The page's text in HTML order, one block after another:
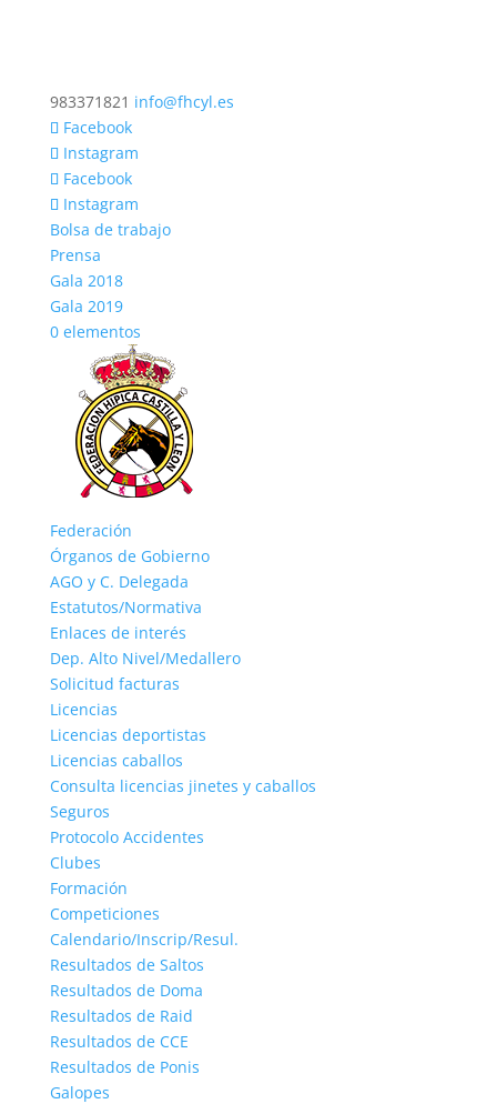
983371821 info@fhcyl.es
Facebook
Instagram
Facebook
Instagram
Bolsa de trabajo
Prensa
Gala 2018
Gala 2019
0 elementos
Federación
Órganos de Gobierno
AGO y C. Delegada
Estatutos/Normativa
Enlaces de interés
Dep. Alto Nivel/Medallero
Solicitud facturas
Licencias
Licencias deportistas
Licencias caballos
Consulta licencias jinetes y caballos
Seguros
Protocolo Accidentes
Clubes
Formación
Competiciones
Calendario/Inscrip/Resul.
Resultados de Saltos
Resultados de Doma
Resultados de Raid
Resultados de CCE
Resultados de Ponis
Galopes